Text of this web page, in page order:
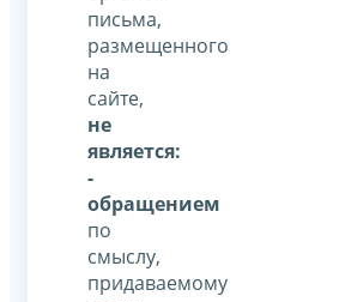
письма,
размещенного
на
сайте,
не
является:
-
обращением
по
смыслу,
придаваемому